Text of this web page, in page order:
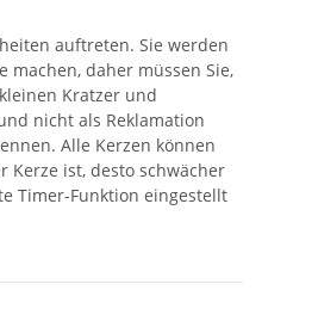
auftreten. Sie werden
machen, daher müssen Sie,
Kratzer und
nicht als Reklamation
Alle Kerzen können
Kerze ist, desto schwächer
Timer-Funktion eingestellt